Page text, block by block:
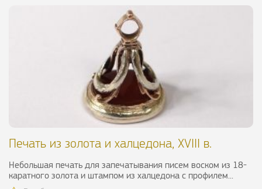
Печать из золота и халцедона, XVIII в.
Небольшая печать для запечатывания писем воском из 18-
каратного золота и штампом из халцедона с профилем...